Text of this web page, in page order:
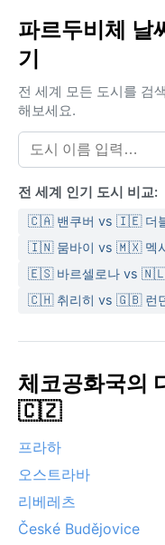
고 습도가 적당하며, 7
다. 겨울은 춥고 눈이
교적 고르게 분포하지
여름보다 겨울에 다소
는 두꺼운 코트와 방
산을 챙기는 것이 좋다
드 옷이 적합하다.
기후적으로 가장 방
로, 날씨가 온화하고
의 정취를 한층 신비
있지만 허리케인 같은
풍과 겨울 설경이 장관
파르두비체 날
기
전 세계 모든 도시를 검
해보세요.
전 세계 인기 도시 비교:
🇨🇦 밴쿠버 vs 🇮🇪 더
🇮🇳 뭄바이 vs 🇲🇽 멕
🇪🇸 바르셀로나 vs 🇳🇱
🇨🇭 취리히 vs 🇬🇧 런
체코공화국의
🇨🇿
프라하
오스트라바
리베레츠
České Budějovice